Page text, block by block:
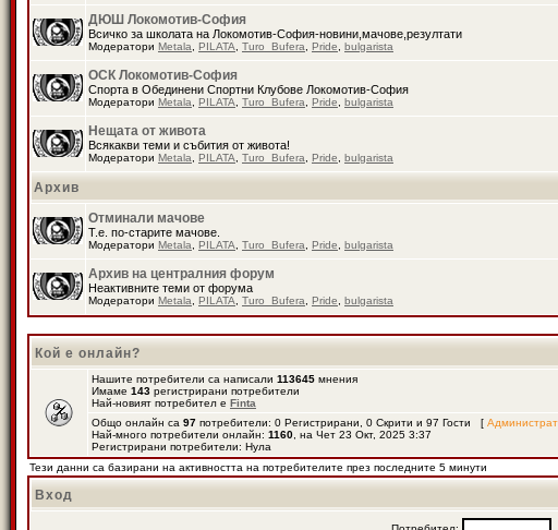
ДЮШ Локомотив-София
Всичко за школата на Локомотив-София-новини,мачове,резултати
Модератори Metala PILATA Turo_Bufera Pride bulgarista
ОСК Локомотив-София
Спорта в Обединени Спортни Клубове Локомотив-София
Модератори Metala PILATA Turo_Bufera Pride bulgarista
Нещата от живота
Всякакви теми и събития от живота!
Модератори Metala PILATA Turo_Bufera Pride bulgarista
Архив
Отминали мачове
Т.е. по-старите мачове.
Модератори Metala PILATA Turo_Bufera Pride bulgarista
Архив на централния форум
Неактивните теми от форума
Модератори Metala PILATA Turo_Bufera Pride bulgarista
Кой е онлайн?
Нашите потребители са написали 113645 мнения
Имаме 143 регистрирани потребители
Най-новият потребител е Finta
Общо онлайн са 97 потребители: 0 Регистрирани, 0 Скрити и 97 Гости [
Най-много потребители онлайн: 1160 , на Чет 23 Окт, 2025 3:37
Регистрирани потребители: Нула
Тези данни са базирани на активността на потребителите през последните 5 минути
Вход